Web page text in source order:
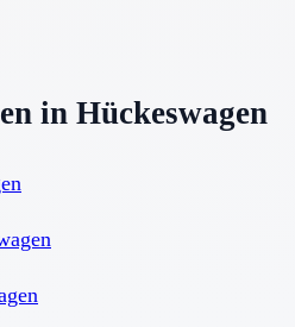
in Hückeswagen